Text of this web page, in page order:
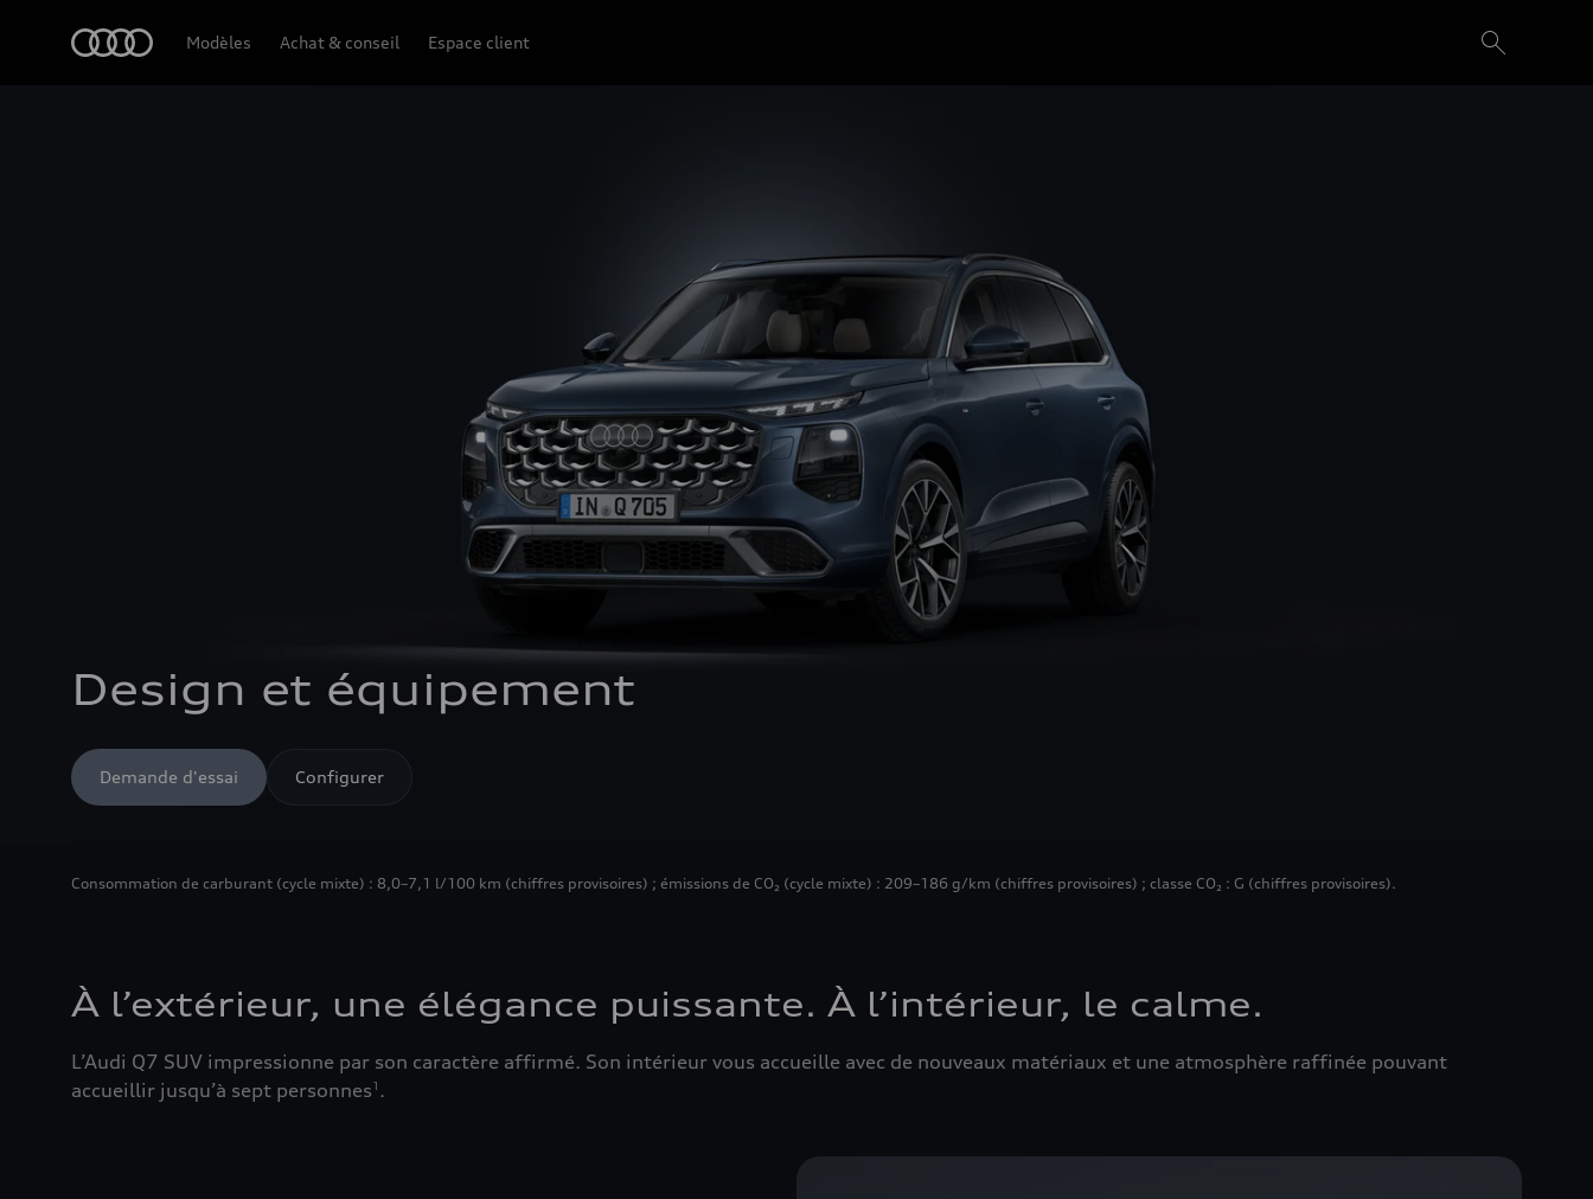
Modèles Achat & conseil Espace client
Design et équipement
Configurer
Design et équipement
Demande d'essai Configurer
Consommation de carburant (cycle mixte) : 8,0–7,1 l/100 km (chiffres provisoires) ; émissions de CO₂ (cycle mixte) : 209–186 g/km (chiffres provisoires) ; classe CO₂ : G (chiffres provisoires).
À l’extérieur, une élégance puissante. À l’intérieur, le calme.
L’Audi Q7 SUV impressionne par son caractère affirmé. Son intérieur vous accueille avec de nouveaux matériaux et une atmosphère raffinée pouvant
accueillir jusqu’à sept personnes1 .